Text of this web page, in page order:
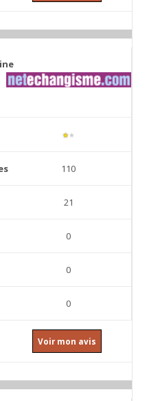
★★
110
21
0
0
0
Voir mon avis